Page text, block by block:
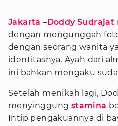
Jakarta –Doddy Sudrajat
dengan mengunggah
dengan seorang wanita
identitasnya. Ayah dari
ini bahkan mengaku
Setelah menikah lagi,
menyinggung stamina
Intip pengakuannya di